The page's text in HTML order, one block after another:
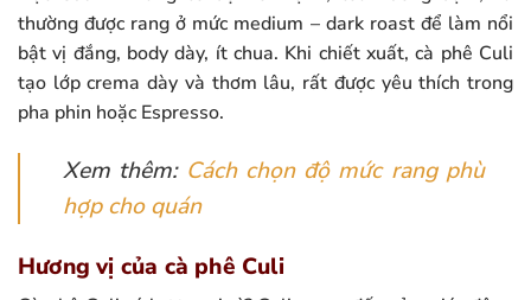
thường được rang ở mức medium – dark roast để làm nổi
bật vị đắng, body dày, ít chua. Khi chiết xuất, cà phê Culi
tạo lớp crema dày và thơm lâu, rất được yêu thích trong
pha phin hoặc Espresso.
Xem thêm: Cách chọn độ mức rang phù
hợp cho quán
Hương vị của cà phê Culi